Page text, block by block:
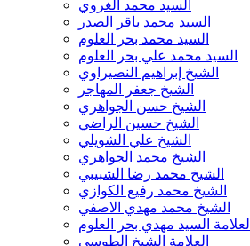
د جواد الهنداوي
د حسن العاشور
د حسن طاهر ملحم
د حسين ابو السعود
د حسين مدرسي الطباطبائي
د حميد الدهلكي
د حيدر السيد سلمان
د حيدر زاير
د راجي نصير
د شلتاغ المياح
د صالح الحسناوي
د صباح الفتلاوي
د صلاح شبر
د عامر الكفيشي
السيد محمد الغروي
السيد محمد باقر الصدر
السيد محمد بحر العلوم
السيد محمد علي بحر العلوم
الشيخ إبراهيم النصيراوي
الشيخ جعفر المهاجر
الشيخ حسن الجواهري
الشيخ حسين الراضي
الشيخ علي الشويلي
الشيخ محمد الجواهري
الشيخ محمد رضا الشبيبي
الشيخ محمد رفيع الكوازي
الشيخ محمد مهدي الاصفي
العلامة السيد مهدي بحر العلوم
العلامة الشيخ الطوسي